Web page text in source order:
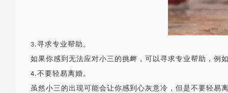
3️.寻求专业帮助。
如果你感到无法应对小三的挑衅，可以寻求专业帮助，例如
4️.不要轻易离婚。
虽然小三的出现可能会让你感到心灰意冷，但是不要轻易离